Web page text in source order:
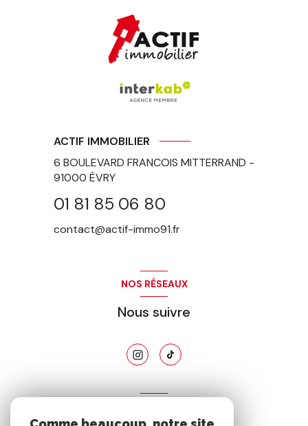
ACTIF IMMOBILIER
6 BOULEVARD FRANCOIS MITTERRAND -
91000 ÉVRY
01 81 85 06 80
contact@actif-immo91.fr
NOS RÉSEAUX
Nous suivre